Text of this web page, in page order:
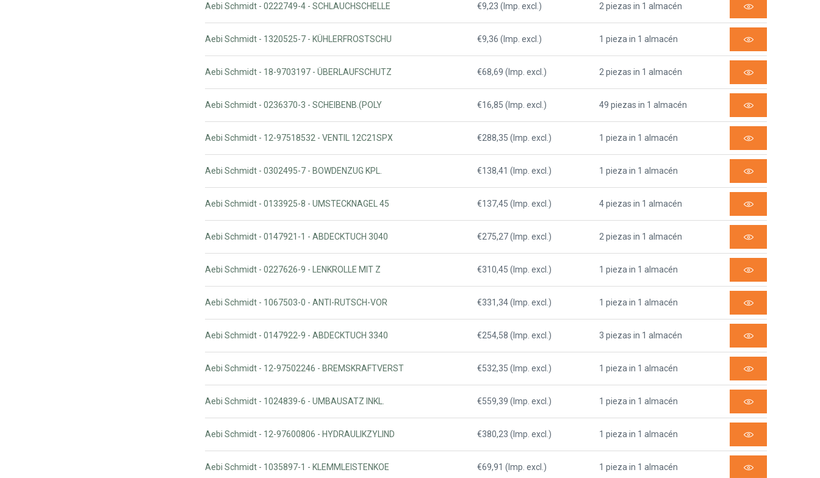
Aebi Schmidt - 0222749-4 - SCHLAUCHSCHELLE €9,23 (Imp. excl.) 2 piezas in 1 almacén
Aebi Schmidt - 1320525-7 - KÜHLERFROSTSCHU €9,36 (Imp. excl.) 1 pieza in 1 almacén
Aebi Schmidt - 18-9703197 - ÜBERLAUFSCHUTZ €68,69 (Imp. excl.) 2 piezas in 1 almacén
Aebi Schmidt - 0236370-3 - SCHEIBENB.(POLY €16,85 (Imp. excl.) 49 piezas in 1 almacén
Aebi Schmidt - 12-97518532 - VENTIL 12C21SPX €288,35 (Imp. excl.) 1 pieza in 1 almacén
Aebi Schmidt - 0302495-7 - BOWDENZUG KPL. €138,41 (Imp. excl.) 1 pieza in 1 almacén
Aebi Schmidt - 0133925-8 - UMSTECKNAGEL 45 €137,45 (Imp. excl.) 4 piezas in 1 almacén
Aebi Schmidt - 0147921-1 - ABDECKTUCH 3040 €275,27 (Imp. excl.) 2 piezas in 1 almacén
Aebi Schmidt - 0227626-9 - LENKROLLE MIT Z €310,45 (Imp. excl.) 1 pieza in 1 almacén
Aebi Schmidt - 1067503-0 - ANTI-RUTSCH-VOR €331,34 (Imp. excl.) 1 pieza in 1 almacén
Aebi Schmidt - 0147922-9 - ABDECKTUCH 3340 €254,58 (Imp. excl.) 3 piezas in 1 almacén
Aebi Schmidt - 12-97502246 - BREMSKRAFTVERST €532,35 (Imp. excl.) 1 pieza in 1 almacén
Aebi Schmidt - 1024839-6 - UMBAUSATZ INKL. €559,39 (Imp. excl.) 1 pieza in 1 almacén
Aebi Schmidt - 12-97600806 - HYDRAULIKZYLIND €380,23 (Imp. excl.) 1 pieza in 1 almacén
Aebi Schmidt - 1035897-1 - KLEMMLEISTENKOE €69,91 (Imp. excl.) 1 pieza in 1 almacén